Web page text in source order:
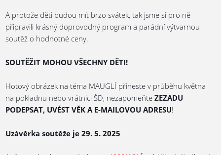
A protože děti budou mít brzo svátek, tak jsme si pro ně
připravili krásný doprovodný program a parádní výtvarnou
soutěž o hodnotné ceny.
SOUTĚŽIT MOHOU VŠECHNY DĚTI!
Hotový obrázek na téma MAUGLÍ přineste v průběhu května
na pokladnu nebo vrátnici ŠD, nezapomeňteZEZADU
PODEPSAT, UVÉST VĚK A E-MAILOVOU ADRESU!
Uzávěrka soutěže je 29. 5. 2025